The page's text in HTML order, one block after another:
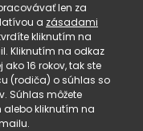
len za
a zásadami
kliknutím na
Kliknutím na odkaz
16 rokov, tak ste
(rodiča) o súhlas so
Súhlas môžete
kliknutím na